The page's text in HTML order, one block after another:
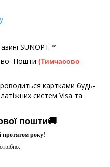
SUNOPT ™
Пошти (Тимчасово
картками будь-
систем Visa та
пошти🚚
протягом року!